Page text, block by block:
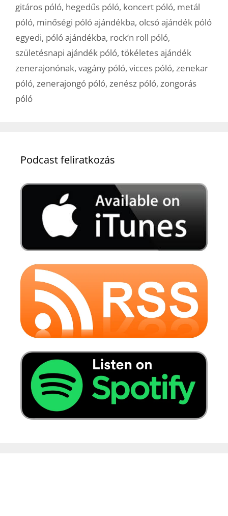
gitáros póló, hegedűs póló, koncert póló, metál
póló, minőségi póló ajándékba, olcsó ajándék póló
egyedi, póló ajándékba, rock’n roll póló,
születésnapi ajándék póló, tökéletes ajándék
zenerajonónak, vagány póló, vicces póló, zenekar
póló, zenerajongó póló, zenész póló, zongorás
póló
Podcast feliratkozás